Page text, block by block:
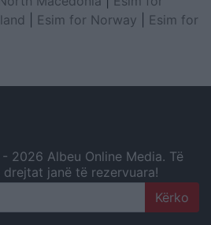
Esim for Norway
Esim for
2026 Albeu Online Media. Të
janë të rezervuara!